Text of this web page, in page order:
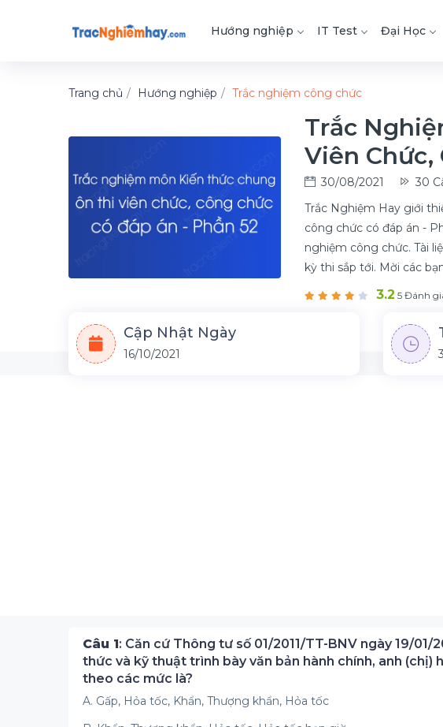
Hướng nghiệp IT Test Đại Học
Trang chủ Hướng nghiệp Trắc nghiệm công chức
Trắc
Viên Chức,
30/08/2021 30
Trắc Nghiệm Hay giới
công chức có đáp án -
nghiệm công chức. Tài
kỳ thi sắp tới. Mời các
3.2 5 Đánh
Cập Nhật Ngày
16/10/2021
Câu 1: Căn cứ Thông tư số 01/2011/TT-BNV ngày 19/01/
thức và kỹ thuật trình bày văn bản hành chính, anh (chị)
theo các mức là?
A. Gấp, Hỏa tốc, Khẩn, Thượng khẩn, Hỏa tốc